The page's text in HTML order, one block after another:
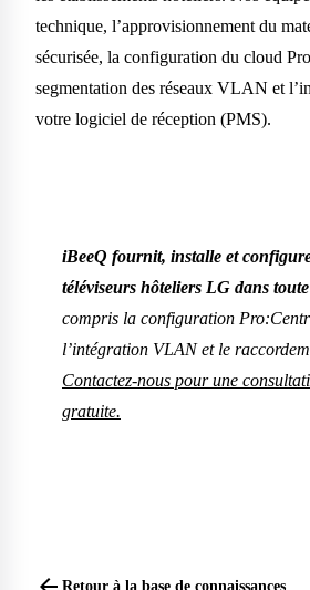
technique, l’approvisionnement du
sécurisée, la configuration du cloud
segmentation des réseaux VLAN et
votre logiciel de réception (PMS).
iBeeQ fournit, installe et configure
téléviseurs hôteliers LG dans
compris la configuration
l’intégration VLAN et le
Contactez-nous pour une
gratuite.
Retour à la base de connaissances